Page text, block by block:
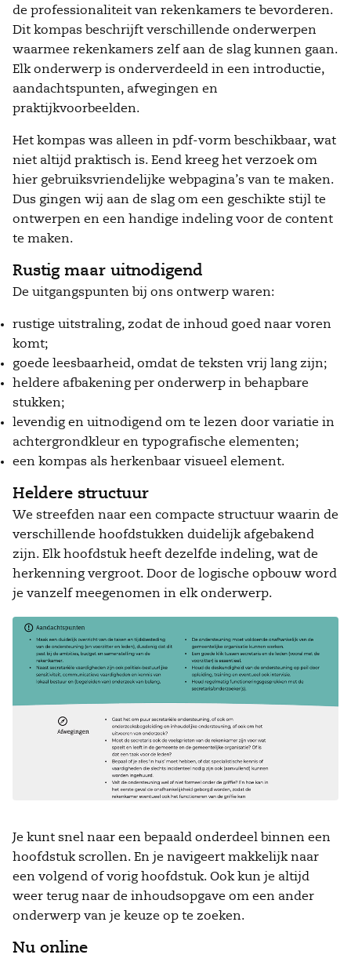
de professionaliteit van rekenkamers te bevorderen.
Dit kompas beschrijft verschillende onderwerpen
waarmee rekenkamers zelf aan de slag kunnen gaan.
Elk onderwerp is onderverdeeld in een introductie,
aandachtspunten, afwegingen en
praktijkvoorbeelden.
Het kompas was alleen in pdf-vorm beschikbaar, wat
niet altijd praktisch is. Eend kreeg het verzoek om
hier gebruiksvriendelijke webpagina’s van te maken.
Dus gingen wij aan de slag om een geschikte stijl te
ontwerpen en een handige indeling voor de content
te maken.
Rustig maar uitnodigend
De uitgangspunten bij ons ontwerp waren:
rustige uitstraling, zodat de inhoud goed naar voren
komt;
goede leesbaarheid, omdat de teksten vrij lang zijn;
heldere afbakening per onderwerp in behapbare
stukken;
levendig en uitnodigend om te lezen door variatie in
achtergrondkleur en typografische elementen;
een kompas als herkenbaar visueel element.
Heldere structuur
We streefden naar een compacte structuur waarin de
verschillende hoofdstukken duidelijk afgebakend
zijn. Elk hoofdstuk heeft dezelfde indeling, wat de
herkenning vergroot. Door de logische opbouw word
je vanzelf meegenomen in elk onderwerp.
Je kunt snel naar een bepaald onderdeel binnen een
hoofdstuk scrollen. En je navigeert makkelijk naar
een volgend of vorig hoofdstuk. Ook kun je altijd
weer terug naar de inhoudsopgave om een ander
onderwerp van je keuze op te zoeken.
Nu online